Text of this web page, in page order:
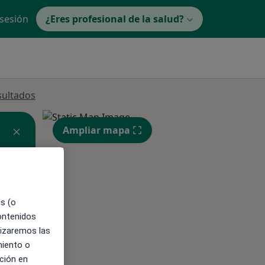
¿Eres profesional de la salud?
Ampliar mapa
(o
las
o
en